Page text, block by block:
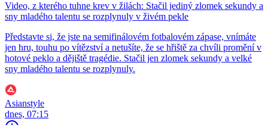
Video, z kterého tuhne krev v žilách: Stačil jediný zlomek sekundy a
sny mladého talentu se rozplynuly v živém pekle
Představte si, že jste na semifinálovém fotbalovém zápase, vnímáte
jen hru, touhu po vítězství a netušíte, že se hřiště za chvíli promění v
hotové peklo a dějiště tragédie. Stačil jen zlomek sekundy a velké
sny mladého talentu se rozplynuly.
Asianstyle
dnes, 07:15